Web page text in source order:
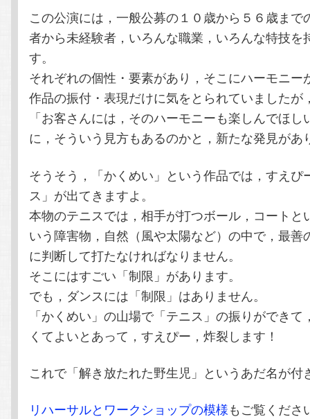
この公演には，一般公募の１０歳から５６歳まで
者から未経験者，いろんな職業，いろんな特技を
す。
それぞれの個性・要素があり，そこにハーモニー
作品の振付・表現だけに気をとられていましたが
「お客さんには，そのハーモニーも楽しんでほ
に，そういう見方もあるのかと，新たな発見があ
そうそう，「かくめい」という作品では，すえぴ
ス」が出てきますよ。
本物のテニスでは，相手が打つボール，コートと
いう障害物，自然（風や太陽など）の中で，最善
に判断して打たなければなりません。
そこにはすごい「制限」があります。
でも，ダンスには「制限」はありません。
「かくめい」の山場で「テニス」の振りができ
くてよいとあって，すえぴー，炸裂します！
これで「解き放たれた野生児」というあだ名が付
リハーサルとワークショップの模様もご覧くださ